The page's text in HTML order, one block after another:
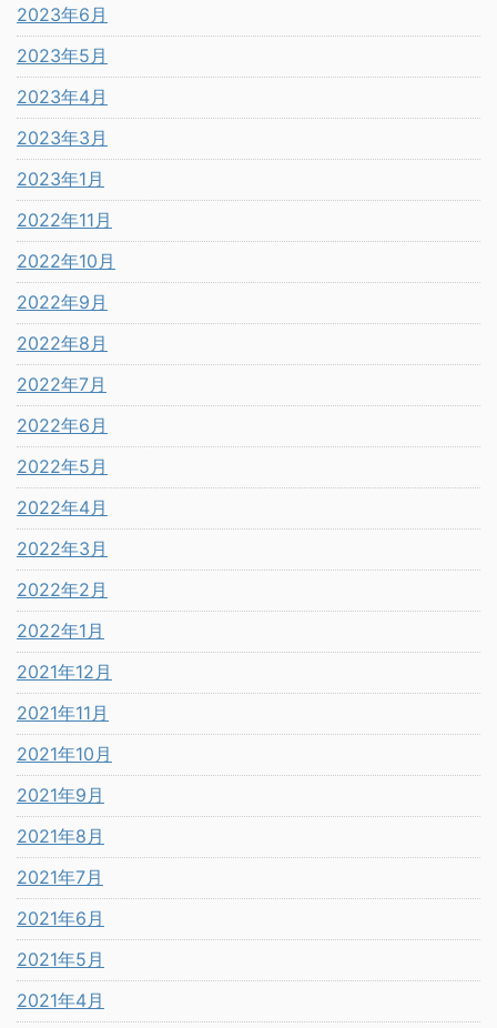
2023年6月
2023年5月
2023年4月
2023年3月
2023年1月
2022年11月
2022年10月
2022年9月
2022年8月
2022年7月
2022年6月
2022年5月
2022年4月
2022年3月
2022年2月
2022年1月
2021年12月
2021年11月
2021年10月
2021年9月
2021年8月
2021年7月
2021年6月
2021年5月
2021年4月